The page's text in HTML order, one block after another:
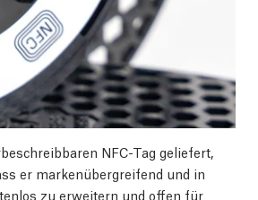
NFC-Tag geliefert,
er markenübergreifend und in
zu erweitern und offen für